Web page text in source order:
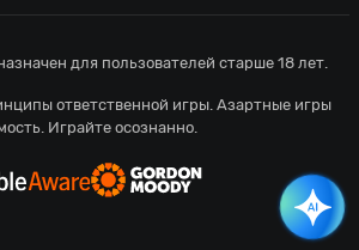
для пользователей старше 18 лет.
ответственной игры. Азартные игры
Играйте осознанно.